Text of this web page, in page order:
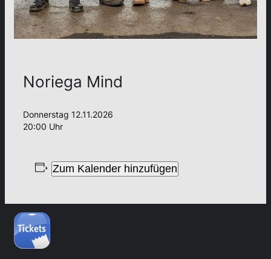
Noriega Mind
Donnerstag 12.11.2026
20:00 Uhr
Zum Kalender hinzufügen